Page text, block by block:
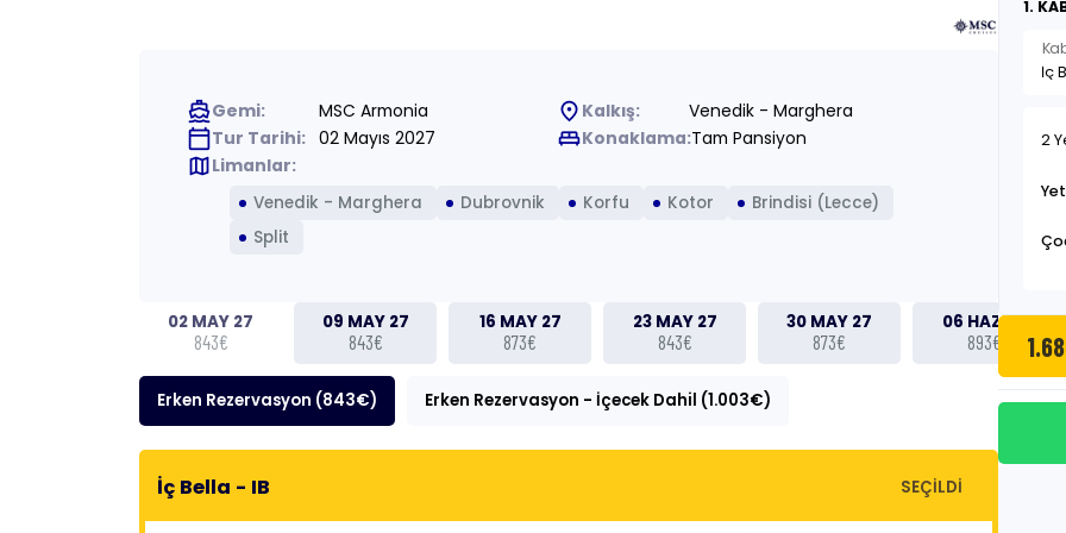
directions_boatGemi: MSC Armonia place Kalkış: Venedik - Marghera
calendar_todayTur Tarihi: 02 Mayıs 2027 king_bedKonaklama:Tam Pansiyon
map Limanlar:
Venedik - Marghera Dubrovnik Korfu Kotor
Brindisi (Lecce)
Split
02 MAY 27
843€
09 MAY 27
843€
16 MAY 27
873€
23 MAY 27
843€
30 MAY 27
873€
06 HAZ 27
893€
Erken Rezervasyon (843€) Erken Rezervasyon - İçecek Dahil (1.003€)
İç Bella - IB SEÇİLDİ
1.
2